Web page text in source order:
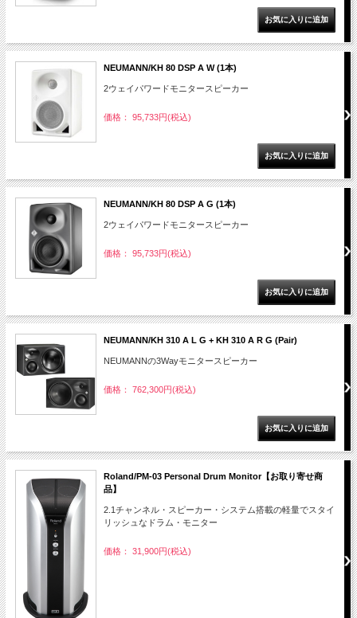
NEUMANN/KH 80 DSP A W (1本)
2ウェイパワードモニタースピーカー
価格： 95,733円(税込)
NEUMANN/KH 80 DSP A G (1本)
2ウェイパワードモニタースピーカー
価格： 95,733円(税込)
NEUMANN/KH 310 A L G + KH 310 A R G (Pair)
NEUMANNの3Wayモニタースピーカー
価格： 762,300円(税込)
Roland/PM-03 Personal Drum Monitor【お取り寄せ商
品】
2.1チャンネル・スピーカー・システム搭載の軽量でスタイ
リッシュなドラム・モニター
価格： 31,900円(税込)